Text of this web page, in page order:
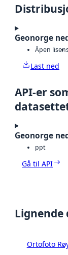
Geonorge
Åpen
Last ned
API-er
Geonorge
ppt
Gå til API
Ortofoto